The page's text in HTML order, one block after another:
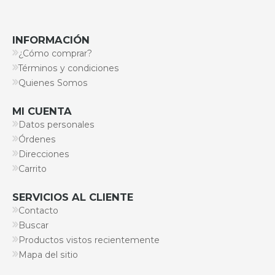
INFORMACIÓN
¿Cómo comprar?
Términos y condiciones
Quienes Somos
MI CUENTA
Datos personales
Órdenes
Direcciones
Carrito
SERVICIOS AL CLIENTE
Contacto
Buscar
Productos vistos recientemente
Mapa del sitio